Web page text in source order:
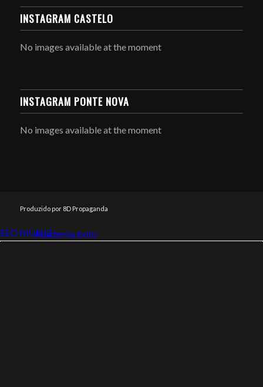
INSTAGRAM CASTELO
No images available at the moment
INSTAGRAM PONTE NOVA
No images available at the moment
Produzido por 8D Propaganda
SEO MUNIZ
Link112Academia êxito